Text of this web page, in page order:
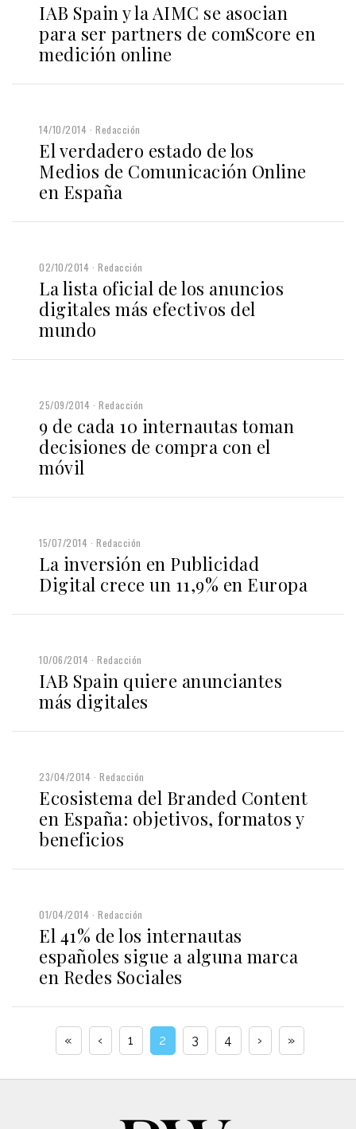
IAB Spain y la AIMC se asocian
para ser partners de comScore en
medición online
14/10/2014 Redacción
El verdadero estado de los
Medios de Comunicación Online
en España
02/10/2014 Redacción
La lista oficial de los anuncios
digitales más efectivos del
mundo
25/09/2014 Redacción
9 de cada 10 internautas toman
decisiones de compra con el
móvil
15/07/2014 Redacción
La inversión en Publicidad
Digital crece un 11,9% en Europa
10/06/2014 Redacción
IAB Spain quiere anunciantes
más digitales
23/04/2014 Redacción
Ecosistema del Branded Content
en España: objetivos, formatos y
beneficios
01/04/2014 Redacción
El 41% de los internautas
españoles sigue a alguna marca
en Redes Sociales
« ‹ 1 2 3 4 › »